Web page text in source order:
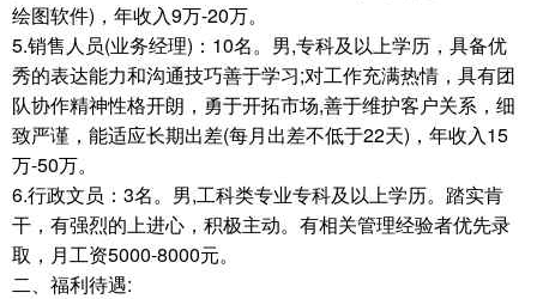
绘图软件)，年收入9万-20万。
5.销售人员(业务经理)：10名。男,专科及以上学历，具备优
秀的表达能力和沟通技巧善于学习;对工作充满热情，具有团
队协作精神性格开朗，勇于开拓市场,善于维护客户关系，细
致严谨，能适应长期出差(每月出差不低于22天)，年收入15
万-50万。
6.行政文员：3名。男,工科类专业专科及以上学历。踏实肯
干，有强烈的上进心，积极主动。有相关管理经验者优先录
取，月工资5000-8000元。
二、福利待遇: